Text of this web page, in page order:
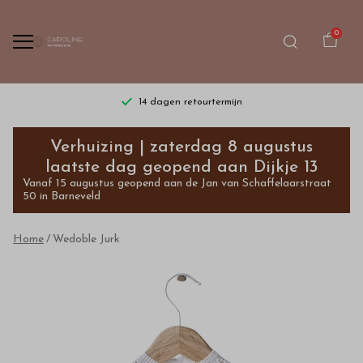
0
14 dagen retourtermijn
Wedoble
Jurk
Bestel
kinderkleding
Verhuizing | zaterdag 8 augustus
laatste dag geopend aan Dijkje 13
Vanaf 15 augustus geopend aan de Jan van Schaffelaarstraat
50 in Barneveld
Home Wedoble Jurk